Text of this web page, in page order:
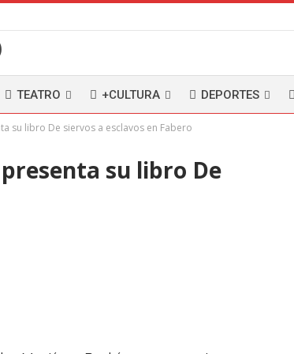
TEATRO +CULTURA DEPORTES
su libro De siervos a esclavos en Fabero
su libro De